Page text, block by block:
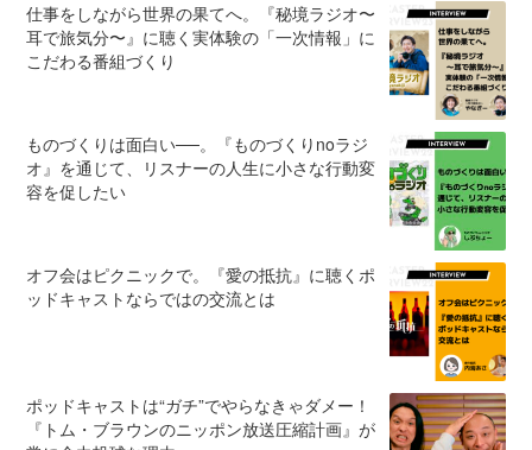
仕事をしながら世界の果てへ。『秘境ラジオ〜
耳で旅気分〜』に聴く実体験の「一次情報」に
こだわる番組づくり
ものづくりは面白い──。『ものづくりnoラジ
オ』を通じて、リスナーの人生に小さな行動変
容を促したい
オフ会はピクニックで。『愛の抵抗』に聴くポ
ッドキャストならではの交流とは
ポッドキャストは“ガチ”でやらなきゃダメー！
『トム・ブラウンのニッポン放送圧縮計画』が